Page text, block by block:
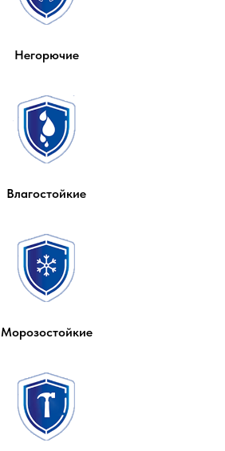
Негорючие
Влагостойкие
Морозостойкие